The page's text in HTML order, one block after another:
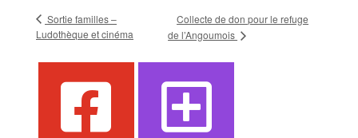
Sortie familles –
Ludothèque et cinéma
Collecte de don pour le refuge
de l’Angoumois